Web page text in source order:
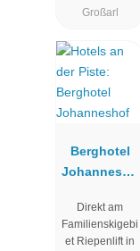
Großarl
Berghotel
Johannesho
Direkt am
Familienskigebi
et Riepenlift in